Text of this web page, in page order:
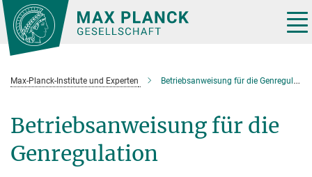
Hauptinhalt
Max-Planck-Institute und Experten Betriebsanweisung für die Genregulation
Betriebsanweisung für die
Genregulation